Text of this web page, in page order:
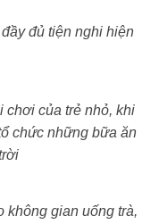
đủ tiện nghi hiện
chơi của trẻ nhỏ, khi
chức những bữa ăn
không gian uống trà,